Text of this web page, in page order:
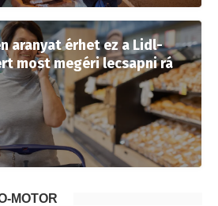
aranyat érhet ez a Lidl-
most megéri lecsapni rá
MOTOR